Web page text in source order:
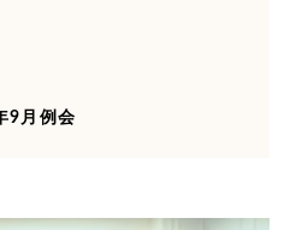
9月例会